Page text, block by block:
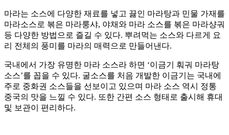
마라는 소스에 다양한 재료를 넣고 끓인 마라탕과 민물 가재를
마라소스로 볶은 마라룽샤, 야채와 마라 소스를 볶은 마라샹궈
등 다양한 방법으로 즐길 수 있다. 뿌려먹는 소스와 다르게 요
리 전체의 풍미를 마라의 매력으로 만들어낸다.
국내에서 가장 유명한 마라 소스라 하면 ‘이금기 훠궈 마라탕
소스’를 꼽을 수 있다. 굴소스를 처음 개발한 이금기는 국내에
주로 중화권 소스들을 선보이고 있으며 마라 소스 역시 정통
중국의 맛을 느낄 수 있다. 또한 간편 소스 형태로 출시해 휴대
및 보관이 편리하다.